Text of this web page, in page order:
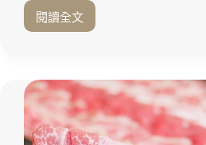
海
質
感
左
營
閱讀全文
浪
爆
表！
聽
音